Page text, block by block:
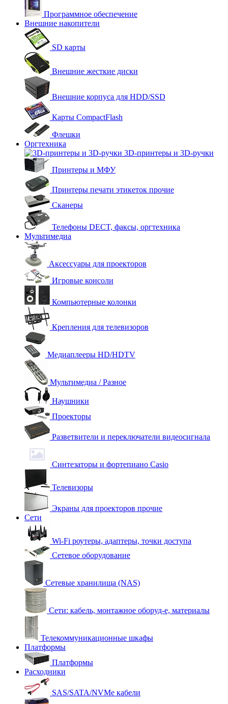
Программное обеспечение
Внешние накопители
SD карты
Внешние жесткие диски
Внешние корпуса для HDD/SSD
Карты CompactFlash
Флешки
Оргтехника
3D-принтеры и 3D-ручки
Принтеры и МФУ
Принтеры печати этикеток прочие
Сканеры
Телефоны DECT, факсы, оргтехника
Мультимедиа
Аксессуары для проекторов
Игровые консоли
Компьютерные колонки
Крепления для телевизоров
Медиаплееры HD/HDTV
Мультимедиа / Разное
Наушники
Проекторы
Разветвители и переключатели видеосигнала
Синтезаторы и фортепиано Casio
Телевизоры
Экраны для проекторов прочие
Сети
Wi-Fi роутеры, адаптеры, точки доступа
Сетевое оборудование
Сетевые хранилища (NAS)
Сети: кабель, монтажное оборуд-е, материалы
Телекоммуникационные шкафы
Платформы
Платформы
Расходники
SAS/SATA/NVMe кабели